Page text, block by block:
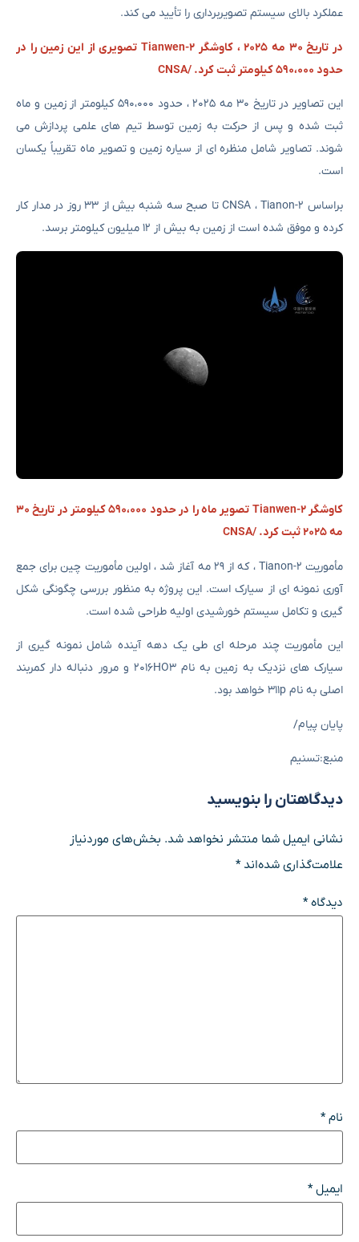
عملکرد بالای سیستم تصویربرداری را تأیید می کند.
در تاریخ ۳۰ مه ۲۰۲۵ ، کاوشگر Tianwen-2 تصویری از این زمین را در
حدود ۵۹۰،۰۰۰ کیلومتر ثبت کرد. /CNSA
این تصاویر در تاریخ ۳۰ مه ۲۰۲۵ ، حدود ۵۹۰،۰۰۰ کیلومتر از زمین و ماه
ثبت شده و پس از حرکت به زمین توسط تیم های علمی پردازش می
شوند. تصاویر شامل منظره ای از سیاره زمین و تصویر ماه تقریباً یکسان
است.
براساس CNSA ، Tianon-2 تا صبح سه شنبه بیش از ۳۳ روز در مدار کار
کرده و موفق شده است از زمین به بیش از ۱۲ میلیون کیلومتر برسد.
کاوشگر Tianwen-2 تصویر ماه را در حدود ۵۹۰،۰۰۰ کیلومتر در تاریخ ۳۰
مه ۲۰۲۵ ثبت کرد. /CNSA
مأموریت Tianon-2 ، که از ۲۹ مه آغاز شد ، اولین مأموریت چین برای جمع
آوری نمونه ای از سیارک است. این پروژه به منظور بررسی چگونگی شکل
گیری و تکامل سیستم خورشیدی اولیه طراحی شده است.
این مأموریت چند مرحله ای طی یک دهه آینده شامل نمونه گیری از
سیارک های نزدیک به زمین به نام ۲۰۱۶HO3 و مرور دنباله دار کمربند
اصلی به نام ۳۱۱p خواهد بود.
پایان پیام/
منبع:تسنیم
دیدگاهتان را بنویسید
نشانی ایمیل شما منتشر نخواهد شد. بخش‌های موردنیاز
علامت‌گذاری شده‌اند*
دیدگاه*
نام*
ایمیل*